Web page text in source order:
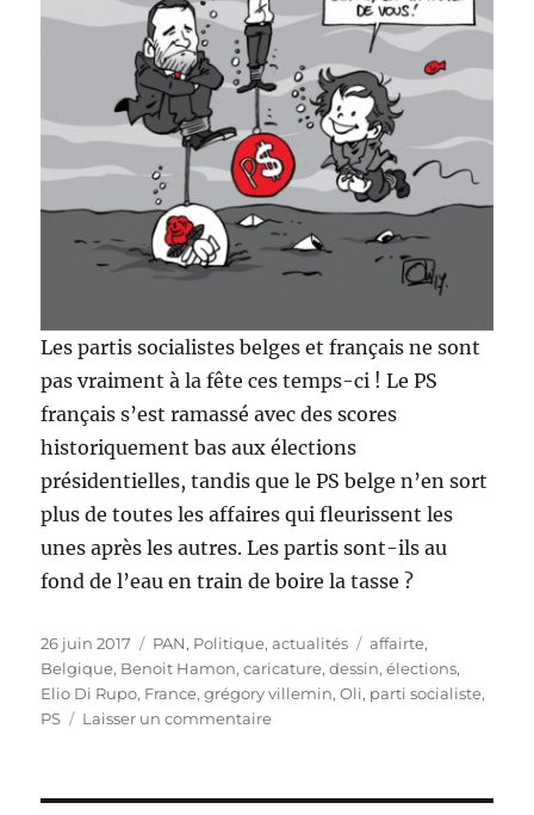
Les partis socialistes belges et français ne sont
pas vraiment à la fête ces temps-ci ! Le PS
français s’est ramassé avec des scores
historiquement bas aux élections
présidentielles, tandis que le PS belge n’en sort
plus de toutes les affaires qui fleurissent les
unes après les autres. Les partis sont-ils au
fond de l’eau en train de boire la tasse ?
Publié
le
26 juin 2017 Catégories
PAN, Politique, actualités Étiquettes
affairte,
Belgique, Benoit Hamon,caricature,dessin,élections,
Elio Di Rupo, France,grégory villemin,Oli, parti socialiste,
PS
Laisser un commentairesur